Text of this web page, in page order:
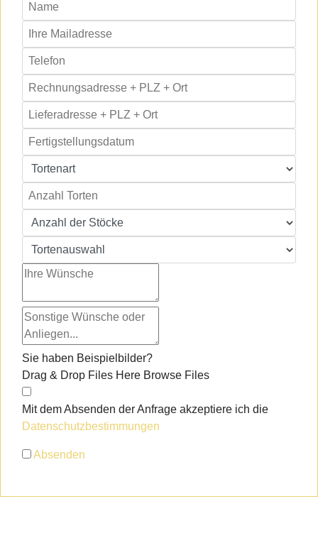
Sie haben Beispielbilder?
Drag & Drop Files Here Browse Files
Mit dem Absenden der Anfrage akzeptiere ich die
Datenschutzbestimmungen
Absenden